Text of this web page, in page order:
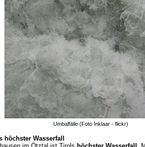
Umbalfälle (Foto Inklaar - flickr)
höchster Wasserfall